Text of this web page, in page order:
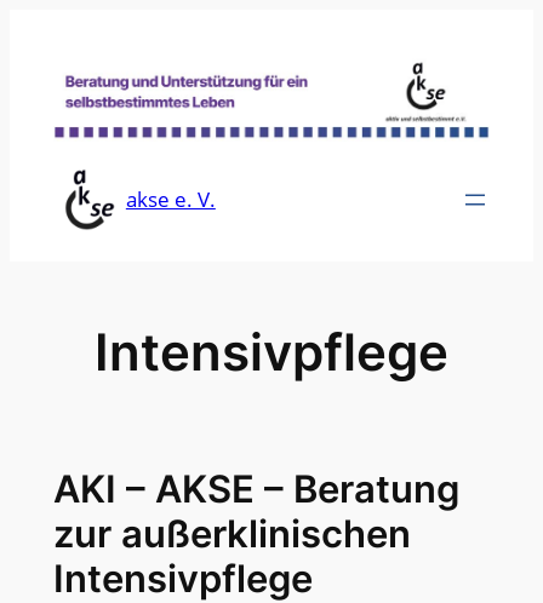
springen
akse e. V.
Intensivpflege
AKI – AKSE – Beratung
zur außerklinischen
Intensivpflege